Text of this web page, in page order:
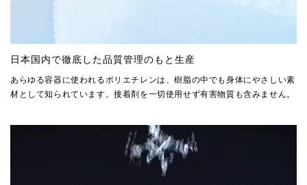
日本国内で徹底した品質管理のもと生産
あらゆる容器に使われるポリエチレンは、樹脂の中でも身体にやさしい素
材として知られています。接着剤を一切使用せず有害物質も含みません。